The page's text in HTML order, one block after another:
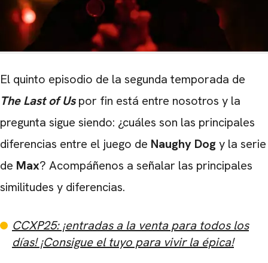
El quinto episodio de la segunda temporada de
The Last of Us por fin está entre nosotros y la
pregunta sigue siendo: ¿cuáles son las principales
diferencias entre el juego de Naughy Dogy la serie
de Max? Acompáñenos a señalar las principales
similitudes y diferencias.
CCXP25: ¡entradas a la venta para todos los
días! ¡Consigue el tuyo para vivir la épica!